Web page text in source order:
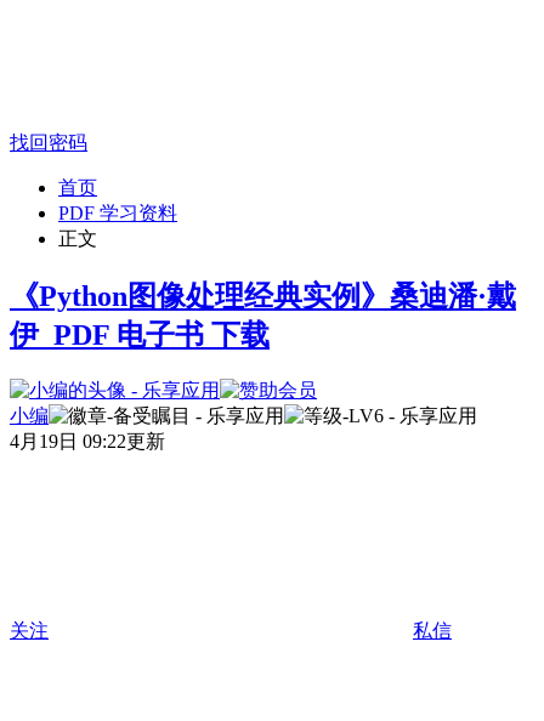
找回密码
首页
PDF 学习资料
正文
《Python图像处理经典实例》桑迪潘·戴
伊_PDF 电子书 下载
小编
4月19日 09:22更新
关注 私信